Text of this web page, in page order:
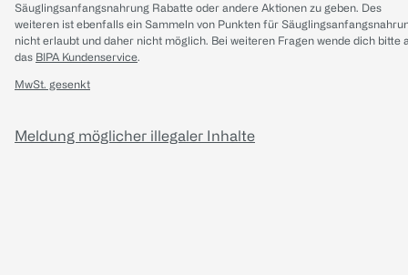
Säuglingsanfangsnahrung Rabatte oder andere Aktionen zu geben. Des
weiteren ist ebenfalls ein Sammeln von Punkten für
nicht erlaubt und daher nicht möglich. Bei weiteren Fragen wende dich bitte
das BIPA Kundenservice.
MwSt. gesenkt
Meldung möglicher illegaler Inhalte